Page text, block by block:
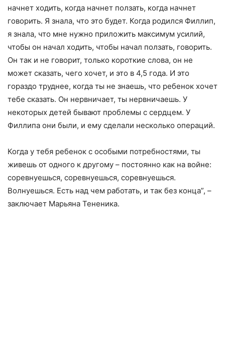
начнет ходить, когда начнет ползать, когда начнет
говорить. Я знала, что это будет. Когда родился Филлип,
я знала, что мне нужно приложить максимум усилий,
чтобы он начал ходить, чтобы начал ползать, говорить.
Он так и не говорит, только короткие слова, он не
может сказать, чего хочет, и это в 4,5 года. И это
гораздо труднее, когда ты не знаешь, что ребенок хочет
тебе сказать. Он нервничает, ты нервничаешь. У
некоторых детей бывают проблемы с сердцем. У
Филлипа они были, и ему сделали несколько операций.
Когда у тебя ребенок с особыми потребностями, ты
живешь от одного к другому – постоянно как на войне:
соревнуешься, соревнуешься, соревнуешься.
Волнуешься. Есть над чем работать, и так без конца”, –
заключает Марьяна Тененика.